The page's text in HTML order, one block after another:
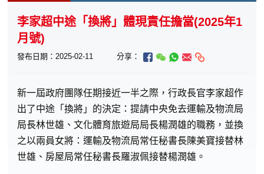
李家超中途「換將」體現責任擔當(2025年1
月號)
發布日期：2025-02-11 分享：
新一屆政府團隊任期接近一半之際，行政長官李家超作
出了中途「換將」的決定：提請中央免去運輸及物流局
局長林世雄、文化體育旅遊局局長楊潤雄的職務，並換
之以兩員女將：運輸及物流局常任秘書長陳美寶接替林
世雄、房屋局常任秘書長羅淑佩接替楊潤雄。